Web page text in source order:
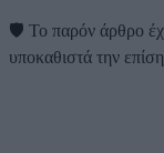
🛡️ Το παρόν άρθρο
υποκαθιστά την